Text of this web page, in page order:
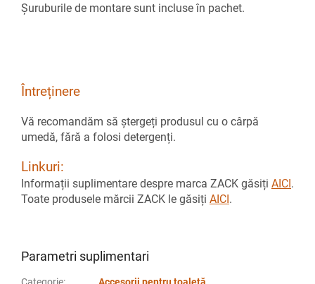
Șuruburile de montare sunt incluse în pachet.
Întreținere
Vă recomandăm să ștergeți produsul cu o cârpă
umedă, fără a folosi detergenți.
Linkuri:
Informații suplimentare despre marca ZACK găsiți AICI.
Toate produsele mărcii ZACK le găsiți AICI.
Parametri suplimentari